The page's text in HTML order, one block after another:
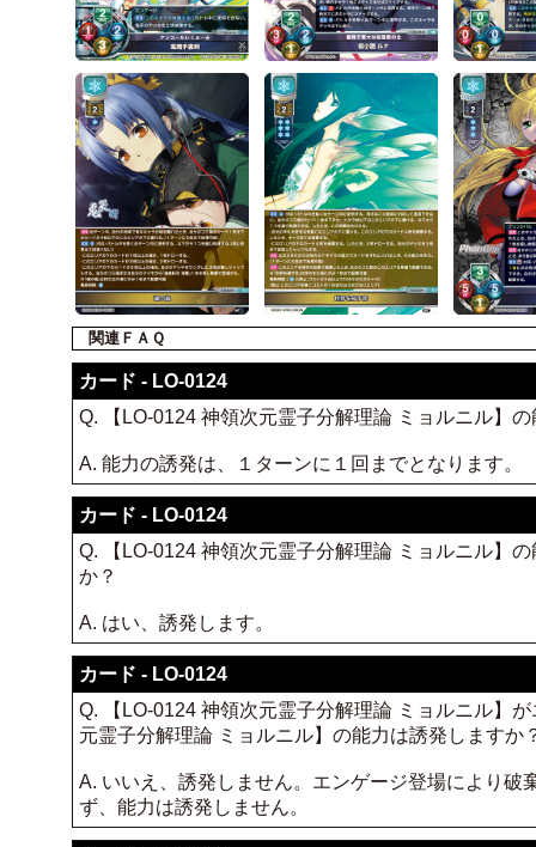
関連ＦＡＱ
カード - LO-0124
Q. 【LO-0124 神領次元霊子分解理論 ミョルニル】
A. 能力の誘発は、１ターンに１回までとなります。
カード - LO-0124
Q. 【LO-0124 神領次元霊子分解理論 ミョルニル】
か？
A. はい、誘発します。
カード - LO-0124
Q. 【LO-0124 神領次元霊子分解理論 ミョルニル】
元霊子分解理論 ミョルニル】の能力は誘発しますか
A. いいえ、誘発しません。エンゲージ登場により
ず、能力は誘発しません。